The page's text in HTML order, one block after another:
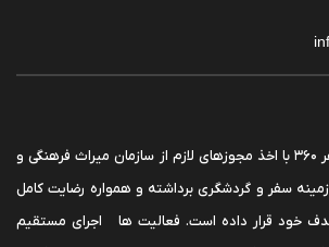
شرکت گردشگری دمو سفر 360 با اخذ مجوزهای لازم از سازمان میراث فرهنگی و
سفر و گردشگری برداشته و همواره رضایت کامل
مسافران را مهم ترین هدف خود قرار داده است. فعالیت ها اجرای مستقیم